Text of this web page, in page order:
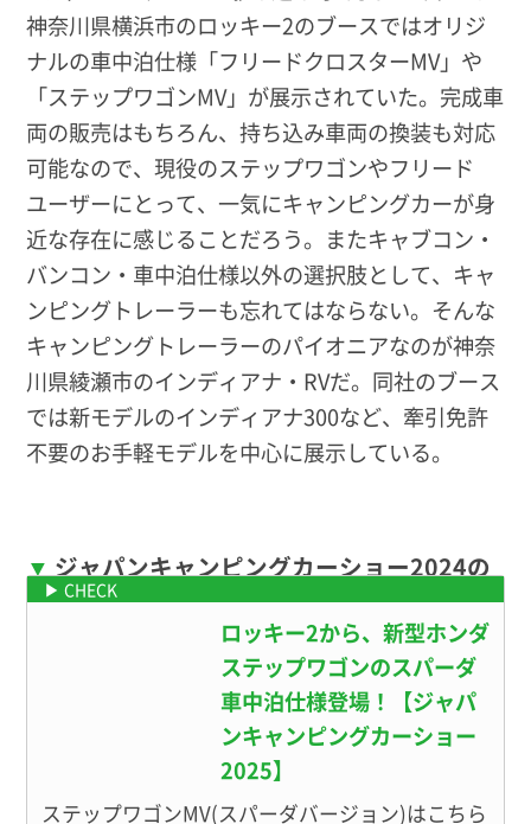
神奈川県横浜市のロッキー2のブースではオリジ
ナルの車中泊仕様「フリードクロスターMV」や
「ステップワゴンMV」が展示されていた。完成車
両の販売はもちろん、持ち込み車両の換装も対応
可能なので、現役のステップワゴンやフリード
ユーザーにとって、一気にキャンピングカーが身
近な存在に感じることだろう。またキャブコン・
バンコン・車中泊仕様以外の選択肢として、キャ
ンピングトレーラーも忘れてはならない。そんな
キャンピングトレーラーのパイオニアなのが神奈
川県綾瀬市のインディアナ・RVだ。同社のブース
では新モデルのインディアナ300など、牽引免許
不要のお手軽モデルを中心に展示している。
ジャパンキャンピングカーショー2024の
情報はこちら
ロッキー2から、新型ホンダ
ステップワゴンのスパーダ
車中泊仕様登場！【ジャパ
ンキャンピングカーショー
2025】
ステップワゴンMV(スパーダバージョン)はこちら